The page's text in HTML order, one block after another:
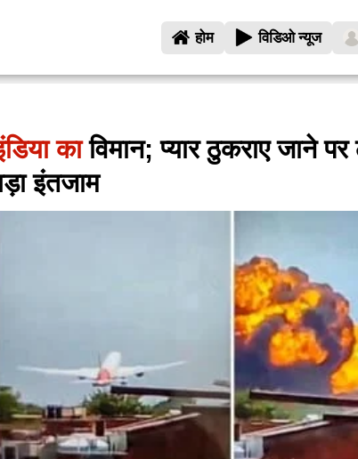
होम विडिओ न्यूज
काविमान; प्यार ठुकराए जाने
इंतजाम